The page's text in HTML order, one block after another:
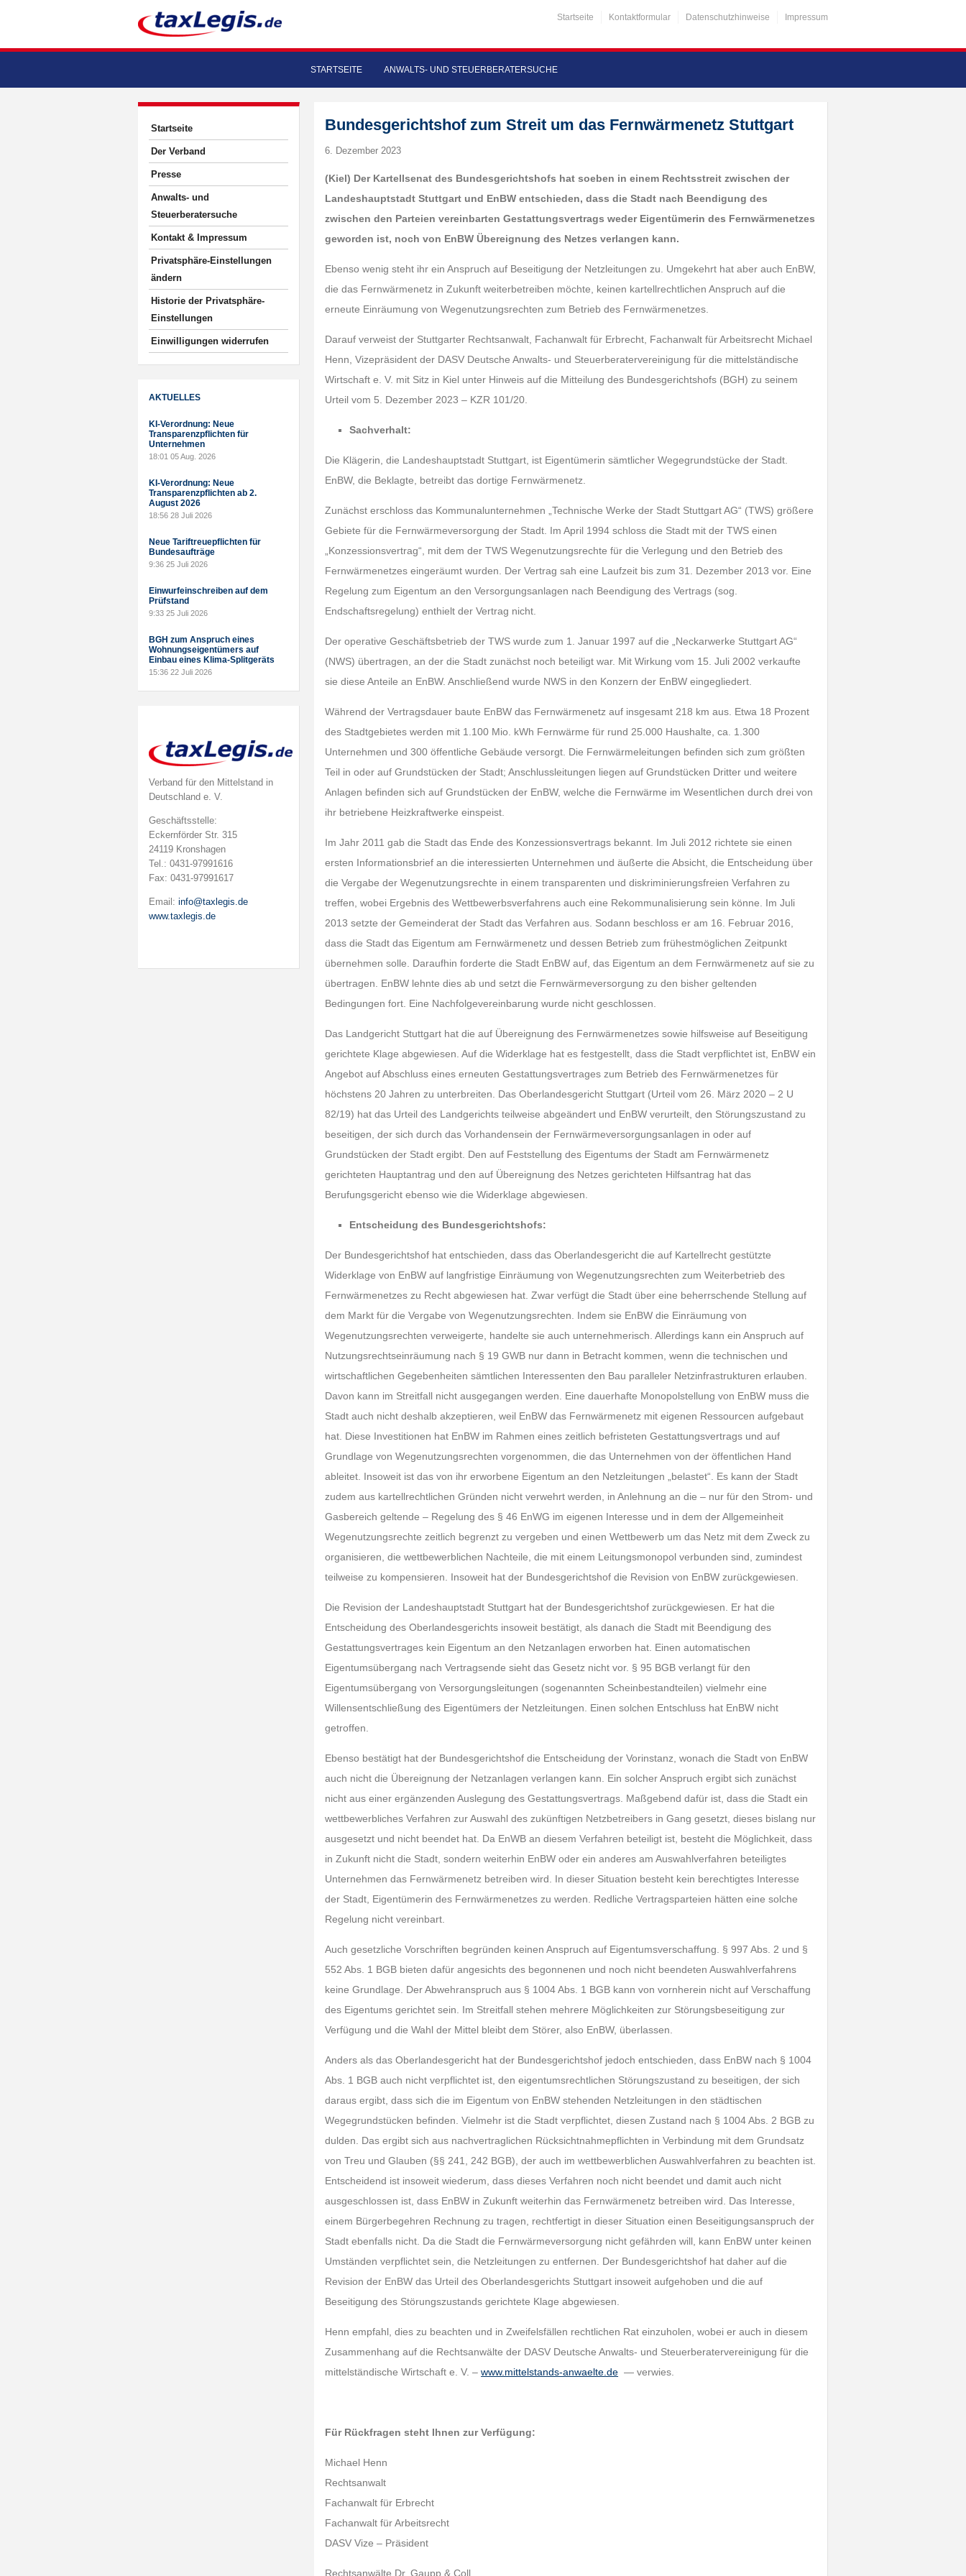
Startseite Kontaktformular Datenschutzhinweise Impressum
STARTSEITE ANWALTS- UND STEUERBERATERSUCHE
Startseite
Der Verband
Presse
Anwalts- und
Steuerberatersuche
Kontakt & Impressum
Privatsphäre-Einstellungen
ändern
Historie der Privatsphäre-
Einstellungen
Einwilligungen widerrufen
AKTUELLES
KI-Verordnung: Neue
Transparenzpflichten für
Unternehmen
18:01 05 Aug. 2026
KI-Verordnung: Neue
Transparenzpflichten ab 2.
August 2026
18:56 28 Juli 2026
Neue Tariftreuepflichten für
Bundesaufträge
9:36 25 Juli 2026
Einwurfeinschreiben auf dem
Prüfstand
9:33 25 Juli 2026
BGH zum Anspruch eines
Wohnungseigentümers auf
Einbau eines Klima-Splitgeräts
15:36 22 Juli 2026
Verband für den Mittelstand in
Deutschland e. V.
Geschäftsstelle:
Eckernförder Str. 315
24119 Kronshagen
Tel.: 0431-97991616
Fax: 0431-97991617
Email: info@taxlegis.de
www.taxlegis.de
Bundesgerichtshof zum Streit um das Fernwärmenetz Stuttgart
6. Dezember 2023
(Kiel) Der Kartellsenat des Bundesgerichtshofs hat soeben in einem Rechtsstreit zwischen der
Landeshauptstadt Stuttgart und EnBW entschieden, dass die Stadt nach Beendigung des
zwischen den Parteien vereinbarten Gestattungsvertrags weder Eigentümerin des Fernwärmenetzes
geworden ist, noch von EnBW Übereignung des Netzes verlangen kann.
Ebenso wenig steht ihr ein Anspruch auf Beseitigung der Netzleitungen zu. Umgekehrt hat aber auch EnBW,
die das Fernwärmenetz in Zukunft weiterbetreiben möchte, keinen kartellrechtlichen Anspruch auf die
erneute Einräumung von Wegenutzungsrechten zum Betrieb des Fernwärmenetzes.
Darauf verweist der Stuttgarter Rechtsanwalt, Fachanwalt für Erbrecht, Fachanwalt für Arbeitsrecht Michael
Henn, Vizepräsident der DASV Deutsche Anwalts- und Steuerberatervereinigung für die mittelständische
Wirtschaft e. V. mit Sitz in Kiel unter Hinweis auf die Mitteilung des Bundesgerichtshofs (BGH) zu seinem
Urteil vom 5. Dezember 2023 – KZR 101/20.
Sachverhalt:
Die Klägerin, die Landeshauptstadt Stuttgart, ist Eigentümerin sämtlicher Wegegrundstücke der Stadt.
EnBW, die Beklagte, betreibt das dortige Fernwärmenetz.
Zunächst erschloss das Kommunalunternehmen „Technische Werke der Stadt Stuttgart AG“ (TWS) größere
Gebiete für die Fernwärmeversorgung der Stadt. Im April 1994 schloss die Stadt mit der TWS einen
„Konzessionsvertrag“, mit dem der TWS Wegenutzungsrechte für die Verlegung und den Betrieb des
Fernwärmenetzes eingeräumt wurden. Der Vertrag sah eine Laufzeit bis zum 31. Dezember 2013 vor. Eine
Regelung zum Eigentum an den Versorgungsanlagen nach Beendigung des Vertrags (sog.
Endschaftsregelung) enthielt der Vertrag nicht.
Der operative Geschäftsbetrieb der TWS wurde zum 1. Januar 1997 auf die „Neckarwerke Stuttgart AG“
(NWS) übertragen, an der die Stadt zunächst noch beteiligt war. Mit Wirkung vom 15. Juli 2002 verkaufte
sie diese Anteile an EnBW. Anschließend wurde NWS in den Konzern der EnBW eingegliedert.
Während der Vertragsdauer baute EnBW das Fernwärmenetz auf insgesamt 218 km aus. Etwa 18 Prozent
des Stadtgebietes werden mit 1.100 Mio. kWh Fernwärme für rund 25.000 Haushalte, ca. 1.300
Unternehmen und 300 öffentliche Gebäude versorgt. Die Fernwärmeleitungen befinden sich zum größten
Teil in oder auf Grundstücken der Stadt; Anschlussleitungen liegen auf Grundstücken Dritter und weitere
Anlagen befinden sich auf Grundstücken der EnBW, welche die Fernwärme im Wesentlichen durch drei von
ihr betriebene Heizkraftwerke einspeist.
Im Jahr 2011 gab die Stadt das Ende des Konzessionsvertrags bekannt. Im Juli 2012 richtete sie einen
ersten Informationsbrief an die interessierten Unternehmen und äußerte die Absicht, die Entscheidung über
die Vergabe der Wegenutzungsrechte in einem transparenten und diskriminierungsfreien Verfahren zu
treffen, wobei Ergebnis des Wettbewerbsverfahrens auch eine Rekommunalisierung sein könne. Im Juli
2013 setzte der Gemeinderat der Stadt das Verfahren aus. Sodann beschloss er am 16. Februar 2016,
dass die Stadt das Eigentum am Fernwärmenetz und dessen Betrieb zum frühestmöglichen Zeitpunkt
übernehmen solle. Daraufhin forderte die Stadt EnBW auf, das Eigentum an dem Fernwärmenetz auf sie zu
übertragen. EnBW lehnte dies ab und setzt die Fernwärmeversorgung zu den bisher geltenden
Bedingungen fort. Eine Nachfolgevereinbarung wurde nicht geschlossen.
Das Landgericht Stuttgart hat die auf Übereignung des Fernwärmenetzes sowie hilfsweise auf Beseitigung
gerichtete Klage abgewiesen. Auf die Widerklage hat es festgestellt, dass die Stadt verpflichtet ist, EnBW ein
Angebot auf Abschluss eines erneuten Gestattungsvertrages zum Betrieb des Fernwärmenetzes für
höchstens 20 Jahren zu unterbreiten. Das Oberlandesgericht Stuttgart (Urteil vom 26. März 2020 – 2 U
82/19) hat das Urteil des Landgerichts teilweise abgeändert und EnBW verurteilt, den Störungszustand zu
beseitigen, der sich durch das Vorhandensein der Fernwärmeversorgungsanlagen in oder auf
Grundstücken der Stadt ergibt. Den auf Feststellung des Eigentums der Stadt am Fernwärmenetz
gerichteten Hauptantrag und den auf Übereignung des Netzes gerichteten Hilfsantrag hat das
Berufungsgericht ebenso wie die Widerklage abgewiesen.
Entscheidung des Bundesgerichtshofs:
Der Bundesgerichtshof hat entschieden, dass das Oberlandesgericht die auf Kartellrecht gestützte
Widerklage von EnBW auf langfristige Einräumung von Wegenutzungsrechten zum Weiterbetrieb des
Fernwärmenetzes zu Recht abgewiesen hat. Zwar verfügt die Stadt über eine beherrschende Stellung auf
dem Markt für die Vergabe von Wegenutzungsrechten. Indem sie EnBW die Einräumung von
Wegenutzungsrechten verweigerte, handelte sie auch unternehmerisch. Allerdings kann ein Anspruch auf
Nutzungsrechtseinräumung nach § 19 GWB nur dann in Betracht kommen, wenn die technischen und
wirtschaftlichen Gegebenheiten sämtlichen Interessenten den Bau paralleler Netzinfrastrukturen erlauben.
Davon kann im Streitfall nicht ausgegangen werden. Eine dauerhafte Monopolstellung von EnBW muss die
Stadt auch nicht deshalb akzeptieren, weil EnBW das Fernwärmenetz mit eigenen Ressourcen aufgebaut
hat. Diese Investitionen hat EnBW im Rahmen eines zeitlich befristeten Gestattungsvertrags und auf
Grundlage von Wegenutzungsrechten vorgenommen, die das Unternehmen von der öffentlichen Hand
ableitet. Insoweit ist das von ihr erworbene Eigentum an den Netzleitungen „belastet“. Es kann der Stadt
zudem aus kartellrechtlichen Gründen nicht verwehrt werden, in Anlehnung an die – nur für den Strom- und
Gasbereich geltende – Regelung des § 46 EnWG im eigenen Interesse und in dem der Allgemeinheit
Wegenutzungsrechte zeitlich begrenzt zu vergeben und einen Wettbewerb um das Netz mit dem Zweck zu
organisieren, die wettbewerblichen Nachteile, die mit einem Leitungsmonopol verbunden sind, zumindest
teilweise zu kompensieren. Insoweit hat der Bundesgerichtshof die Revision von EnBW zurückgewiesen.
Die Revision der Landeshauptstadt Stuttgart hat der Bundesgerichtshof zurückgewiesen. Er hat die
Entscheidung des Oberlandesgerichts insoweit bestätigt, als danach die Stadt mit Beendigung des
Gestattungsvertrages kein Eigentum an den Netzanlagen erworben hat. Einen automatischen
Eigentumsübergang nach Vertragsende sieht das Gesetz nicht vor. § 95 BGB verlangt für den
Eigentumsübergang von Versorgungsleitungen (sogenannten Scheinbestandteilen) vielmehr eine
Willensentschließung des Eigentümers der Netzleitungen. Einen solchen Entschluss hat EnBW nicht
getroffen.
Ebenso bestätigt hat der Bundesgerichtshof die Entscheidung der Vorinstanz, wonach die Stadt von EnBW
auch nicht die Übereignung der Netzanlagen verlangen kann. Ein solcher Anspruch ergibt sich zunächst
nicht aus einer ergänzenden Auslegung des Gestattungsvertrags. Maßgebend dafür ist, dass die Stadt ein
wettbewerbliches Verfahren zur Auswahl des zukünftigen Netzbetreibers in Gang gesetzt, dieses bislang nur
ausgesetzt und nicht beendet hat. Da EnWB an diesem Verfahren beteiligt ist, besteht die Möglichkeit, dass
in Zukunft nicht die Stadt, sondern weiterhin EnBW oder ein anderes am Auswahlverfahren beteiligtes
Unternehmen das Fernwärmenetz betreiben wird. In dieser Situation besteht kein berechtigtes Interesse
der Stadt, Eigentümerin des Fernwärmenetzes zu werden. Redliche Vertragsparteien hätten eine solche
Regelung nicht vereinbart.
Auch gesetzliche Vorschriften begründen keinen Anspruch auf Eigentumsverschaffung. § 997 Abs. 2 und §
552 Abs. 1 BGB bieten dafür angesichts des begonnenen und noch nicht beendeten Auswahlverfahrens
keine Grundlage. Der Abwehranspruch aus § 1004 Abs. 1 BGB kann von vornherein nicht auf Verschaffung
des Eigentums gerichtet sein. Im Streitfall stehen mehrere Möglichkeiten zur Störungsbeseitigung zur
Verfügung und die Wahl der Mittel bleibt dem Störer, also EnBW, überlassen.
Anders als das Oberlandesgericht hat der Bundesgerichtshof jedoch entschieden, dass EnBW nach § 1004
Abs. 1 BGB auch nicht verpflichtet ist, den eigentumsrechtlichen Störungszustand zu beseitigen, der sich
daraus ergibt, dass sich die im Eigentum von EnBW stehenden Netzleitungen in den städtischen
Wegegrundstücken befinden. Vielmehr ist die Stadt verpflichtet, diesen Zustand nach § 1004 Abs. 2 BGB zu
dulden. Das ergibt sich aus nachvertraglichen Rücksichtnahmepflichten in Verbindung mit dem Grundsatz
von Treu und Glauben (§§ 241, 242 BGB), der auch im wettbewerblichen Auswahlverfahren zu beachten ist.
Entscheidend ist insoweit wiederum, dass dieses Verfahren noch nicht beendet und damit auch nicht
ausgeschlossen ist, dass EnBW in Zukunft weiterhin das Fernwärmenetz betreiben wird. Das Interesse,
einem Bürgerbegehren Rechnung zu tragen, rechtfertigt in dieser Situation einen Beseitigungsanspruch der
Stadt ebenfalls nicht. Da die Stadt die Fernwärmeversorgung nicht gefährden will, kann EnBW unter keinen
Umständen verpflichtet sein, die Netzleitungen zu entfernen. Der Bundesgerichtshof hat daher auf die
Revision der EnBW das Urteil des Oberlandesgerichts Stuttgart insoweit aufgehoben und die auf
Beseitigung des Störungszustands gerichtete Klage abgewiesen.
Henn empfahl, dies zu beachten und in Zweifelsfällen rechtlichen Rat einzuholen, wobei er auch in diesem
Zusammenhang auf die Rechtsanwälte der DASV Deutsche Anwalts- und Steuerberatervereinigung für die
mittelständische Wirtschaft e. V. –www.mittelstands-anwaelte.de — verwies.
Für Rückfragen steht Ihnen zur Verfügung:
Michael Henn
Rechtsanwalt
Fachanwalt für Erbrecht
Fachanwalt für Arbeitsrecht
DASV Vize – Präsident
Rechtsanwälte Dr. Gaupp & Coll